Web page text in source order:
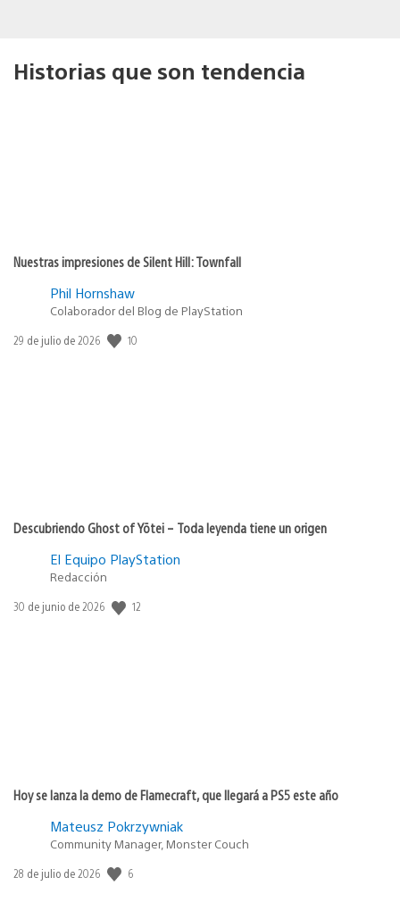
Historias que son tendencia
Nuestras impresiones de Silent Hill: Townfall
Phil Hornshaw
Colaborador del Blog de PlayStation
Fecha
29 de julio de 2026 10
Descubriendo Ghost of Yōtei – Toda leyenda tiene un origen
El Equipo PlayStation
Redacción
Fecha
30 de junio de 2026 12
Hoy se lanza la demo de Flamecraft, que llegará a PS5 este año
Mateusz Pokrzywniak
Community Manager, Monster Couch
Fecha
28 de julio de 2026 6